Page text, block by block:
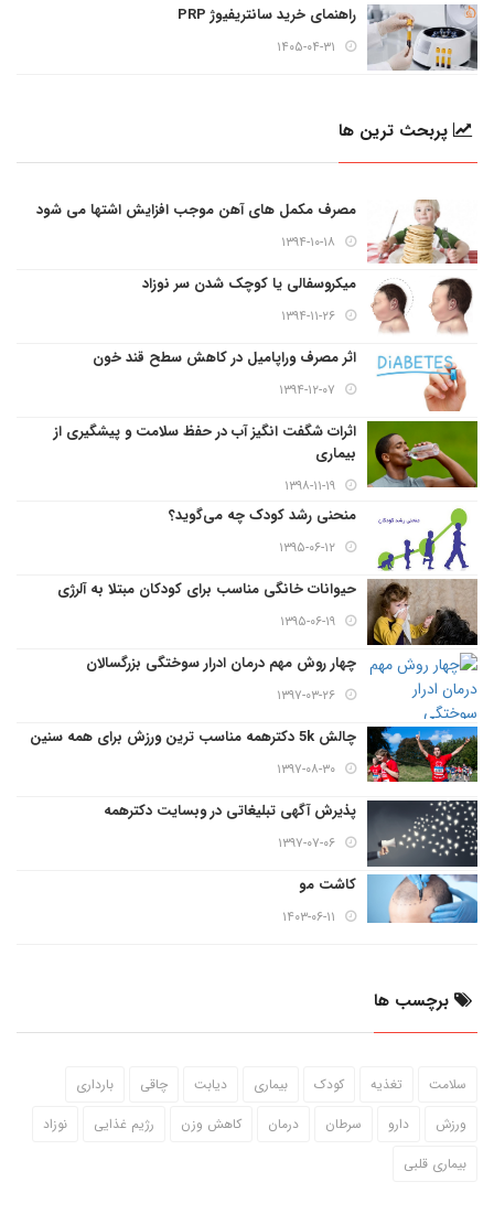
راهنمای خرید سانتریفیوژ PRP
۱۴۰۵-۰۴-۳۱
پربحث ترین ها
مصرف مکمل های آهن موجب افزایش اشتها می شود
۱۳۹۴-۱۰-۱۸
میکروسفالی یا کوچک شدن سر نوزاد
۱۳۹۴-۱۱-۲۶
اثر مصرف وراپامیل در کاهش سطح قند خون
۱۳۹۴-۱۲-۰۷
اثرات شگفت انگیز آب در حفظ سلامت و پیشگیری از
بیماری
۱۳۹۸-۱۱-۱۹
منحنی رشد کودک چه می‌گوید؟
۱۳۹۵-۰۶-۱۲
حیوانات خانگی مناسب برای کودکان مبتلا به آلرژی
۱۳۹۵-۰۶-۱۹
چهار روش مهم درمان ادرار سوختگی بزرگسالان
۱۳۹۷-۰۳-۲۶
چالش 5k دکترهمه مناسب ترین ورزش برای همه سنین
۱۳۹۷-۰۸-۳۰
پذیرش آگهی تبلیغاتی در وبسایت دکترهمه
۱۳۹۷-۰۷-۰۶
کاشت مو
۱۴۰۳-۰۶-۱۱
برچسب ها
سلامت تغذیه کودک بیماری دیابت چاقی
بارداری
ورزش
دارو سرطان درمان کاهش وزن رژیم غذایی
نوزاد
بیماری قلبی